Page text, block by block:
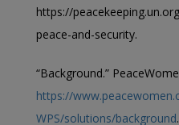
https://
peace-and-security.
“Background.”
https://
WPS/solutions/background.